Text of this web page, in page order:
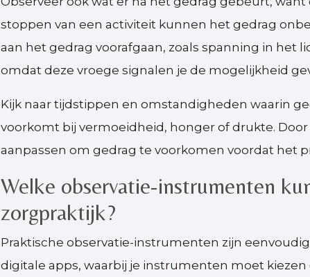
stoppen van een activiteit kunnen het gedrag
aan het gedrag voorafgaan, zoals spanning in het
omdat deze vroege signalen je de mogelijkheid
Kijk naar tijdstippen en omstandigheden waarin
voorkomt bij vermoeidheid, honger of drukte.
aanpassen om gedrag te voorkomen voordat het
Welke observatie-instrumenten
zorgpraktijk?
Praktische observatie-instrumenten zijn
digitale apps, waarbij je instrumenten moet